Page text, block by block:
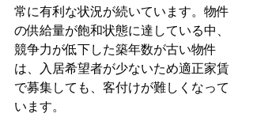
常に有利な状況が続いています。物件
の供給量が飽和状態に達している中、
競争力が低下した築年数が古い物件
は、入居希望者が少ないため適正家賃
で募集しても、客付けが難しくなって
います。